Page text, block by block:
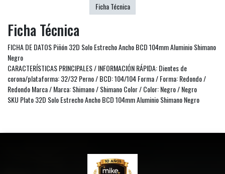
Ficha Técnica
FICHA DE DATOS Piñón 32D Solo Estrecho Ancho BCD 104mm Aluminio Shimano
Negro
CARACTERÍSTICAS PRINCIPALES / INFORMACIÓN RÁPIDA: Dientes de
corona/plataforma: 32/32 Perno / BCD: 104/104 Forma / Forma: Redondo /
Redondo Marca / Marca: Shimano / Shimano Color / Color: Negro / Negro
SKU Plato 32D Solo Estrecho Ancho BCD 104mm Aluminio Shimano Negro
Ficha Técnica